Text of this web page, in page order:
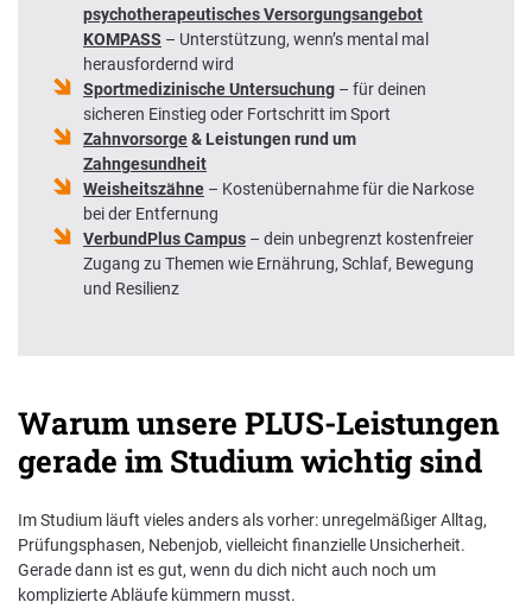
psychotherapeutisches Versorgungsangebot
KOMPASS – Unterstützung, wenn’s mental mal
herausfordernd wird
Sportmedizinische Untersuchung – für deinen
sicheren Einstieg oder Fortschritt im Sport
Zahnvorsorge& Leistungen rund um
Zahngesundheit
Weisheitszähne – Kostenübernahme für die Narkose
bei der Entfernung
VerbundPlus Campus – dein unbegrenzt kostenfreier
Zugang zu Themen wie Ernährung, Schlaf, Bewegung
und Resilienz
Warum unsere PLUS-Leistungen
gerade im Studium wichtig sind
Im Studium läuft vieles anders als vorher: unregelmäßiger Alltag,
Prüfungsphasen, Nebenjob, vielleicht finanzielle Unsicherheit.
Gerade dann ist es gut, wenn du dich nicht auch noch um
komplizierte Abläufe kümmern musst.